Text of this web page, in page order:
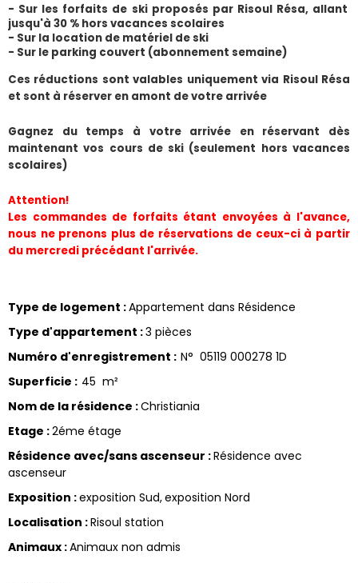
- Sur les forfaits de ski proposés par Risoul Résa, allant
jusqu'à 30 % hors vacances scolaires
- Sur la location de matériel de ski
- Sur le parking couvert (abonnement semaine)
​Ces réductions sont valables uniquement via Risoul Résa
et sont à réserver en amont de votre arrivée
Gagnez du temps à votre arrivée en réservant dès
maintenant vos cours de ski (seulement hors vacances
scolaires)
Attention!
Les commandes de forfaits étant envoyées à l'avance,
nous ne prenons plus de réservations de ceux-ci à partir
du mercredi précédant l'arrivée.
Type de logement :Appartement dans Résidence
Type d'appartement :3 pièces
Numéro d'enregistrement : N° 05119 000278 1D
Superficie : 45 m²
Nom de la résidence :Christiania
Etage :2éme étage
Résidence avec/sans ascenseur :Résidence avec
ascenseur
Exposition :exposition Sud exposition Nord
Localisation :Risoul station
Animaux :Animaux non admis